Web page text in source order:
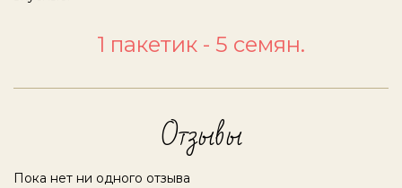
1 пакетик - 5 семян.
Отзывы
Пока нет ни одного отзыва